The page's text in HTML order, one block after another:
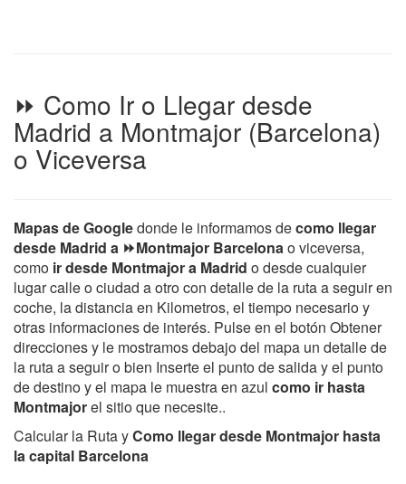
⏩ Como Ir o Llegar desde
Madrid a Montmajor (Barcelona)
o Viceversa
Mapas de Googledonde le informamos decomo llegar
desde Madrid a ⏩Montmajor Barcelonao viceversa,
como ir desde Montmajor a Madrid o desde cualquier
lugar calle o ciudad a otro con detalle de la ruta a seguir en
coche, la distancia en Kilometros, el tiempo necesario y
otras informaciones de interés. Pulse en el botón Obtener
direcciones y le mostramos debajo del mapa un detalle de
la ruta a seguir o bien Inserte el punto de salida y el punto
de destino y el mapa le muestra en azul como ir hasta
Montmajorel sitio que necesite..
Calcular la Ruta yComo llegar desde Montmajor hasta
la capital Barcelona